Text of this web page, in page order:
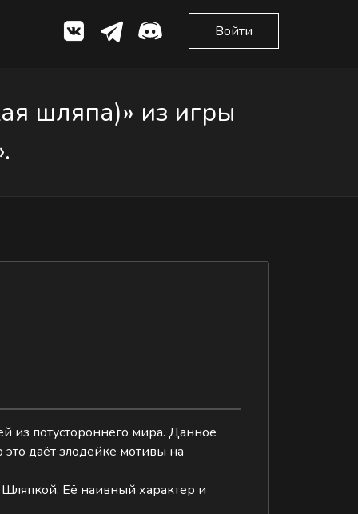
Войти
шляпа)» из игры
из потустороннего мира. Данное
даёт злодейке мотивы на
Её наивный характер и